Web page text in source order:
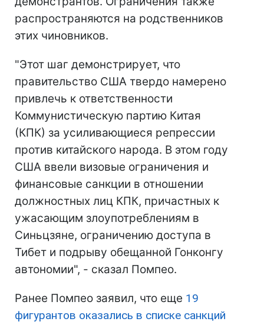
распространяются на родственников
этих чиновников.
"Этот шаг демонстрирует, что
правительство США твердо намерено
привлечь к ответственности
Коммунистическую партию Китая
(КПК) за усиливающиеся репрессии
против китайского народа. В этом году
США ввели визовые ограничения и
финансовые санкции в отношении
должностных лиц КПК, причастных к
ужасающим злоупотреблениям в
Синьцзяне, ограничению доступа в
Тибет и подрыву обещанной Гонконгу
автономии", - сказал Помпео.
Ранее Помпео заявил, что еще 19
фигурантов оказались в списке санкций